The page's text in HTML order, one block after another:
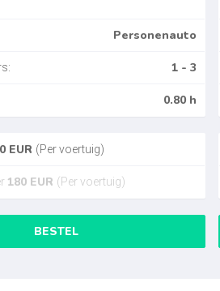
Personenauto
1 - 3
0.80 h
EUR (Per voertuig)
180 EUR (Per voertuig)
BESTEL